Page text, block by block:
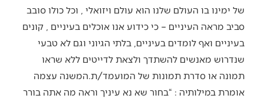
של ימינו בו העולם שלנו הוא עולם ויזואלי , וכל כולו סובב
סביב מראה העיניים – כי כידוע אנו אוכלים בעיניים , קונים
בעיניים ואף לומדים בעיניים, בלתי הגיוני וגם לא טבעי
שנדרוש מאנשים להשתדך ולצאת לדייטים ללא שראו
תמונה או סדרת תמונות של המועמד/ת.המשנה עצמה
אומרת במילותיה : “בחור שא נא עיניך וראה מה אתה בורר